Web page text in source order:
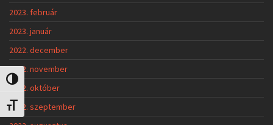
Nagy kontraszt váltása
Betűméret váltása
2023. február
2023. január
2022. december
2022. november
2022. október
2022. szeptember